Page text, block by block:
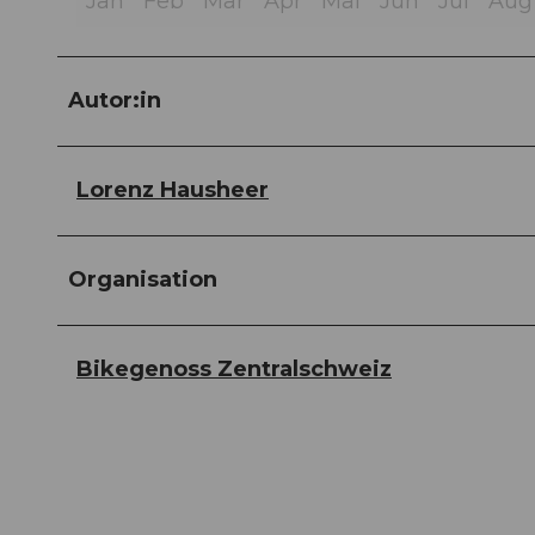
Autor:in
Lorenz Hausheer
Organisation
Bikegenoss Zentralschweiz